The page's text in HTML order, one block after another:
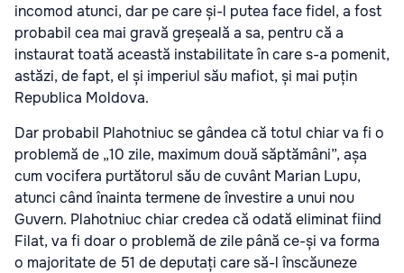
incomod atunci, dar pe care și-l putea face fidel, a fost
probabil cea mai gravă greșeală a sa, pentru că a
instaurat toată această instabilitate în care s-a pomenit,
astăzi, de fapt, el și imperiul său mafiot, și mai puțin
Republica Moldova.
Dar probabil Plahotniuc se gândea că totul chiar va fi o
problemă de „10 zile, maximum două săptămâni”, așa
cum vocifera purtătorul său de cuvânt Marian Lupu,
atunci când înainta termene de învestire a unui nou
Guvern. Plahotniuc chiar credea că odată eliminat fiind
Filat, va fi doar o problemă de zile până ce-și va forma
o majoritate de 51 de deputați care să-l înscăuneze